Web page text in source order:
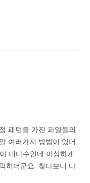
패턴을 가진 파일들의
여러가지 방법이 있더
대다수인데 이상하게
히더군요. 찾다보니 다